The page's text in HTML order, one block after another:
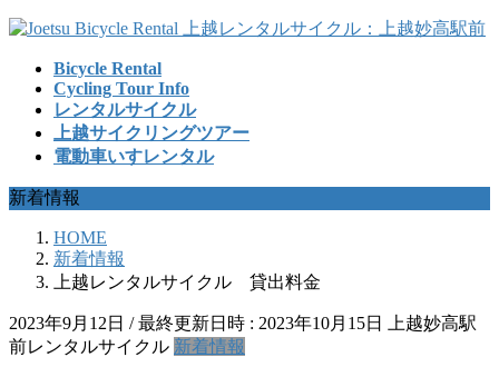
コ
キ
ッ
ナ
に
移
Bicycle Rental
Cycling Tour Info
レンタルサイクル
上越サイクリングツアー
電動車いすレンタル
新着情報
HOME
新着情報
上越レンタルサイクル 貸出料金
2023年9月12日 / 最終更新日時 : 2023年10月15日
上越妙高駅
前レンタルサイクル 新着情報